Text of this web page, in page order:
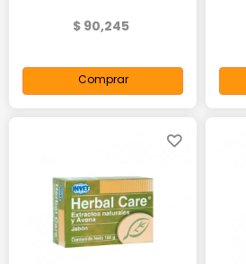
$ 90,245
Comprar